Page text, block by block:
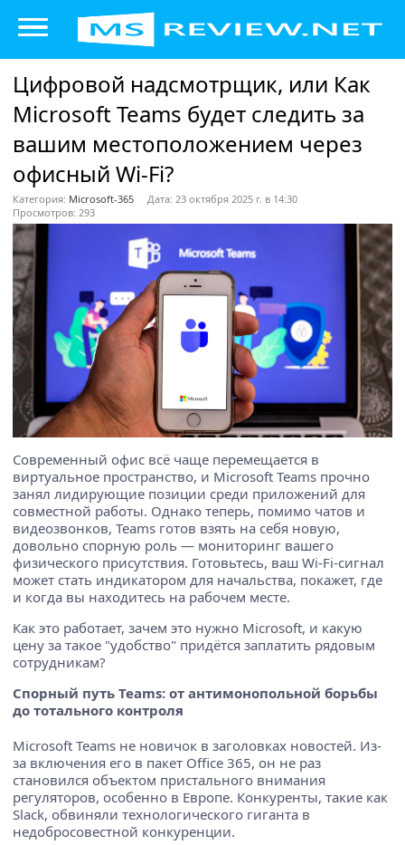
Цифровой надсмотрщик, или Как
Microsoft Teams будет следить за
вашим местоположением через
офисный Wi-Fi?
Категория: Microsoft-365
Дата: 23 октября 2025 г. в 14:30
Просмотров: 293
Современный офис всё чаще перемещается в
виртуальное пространство, и Microsoft Teams прочно
занял лидирующие позиции среди приложений для
совместной работы. Однако теперь, помимо чатов и
видеозвонков, Teams готов взять на себя новую,
довольно спорную роль — мониторинг вашего
физического присутствия. Готовьтесь, ваш Wi-Fi-сигнал
может стать индикатором для начальства, покажет, где
и когда вы находитесь на рабочем месте.
Как это работает, зачем это нужно Microsoft, и какую
цену за такое "удобство" придётся заплатить рядовым
сотрудникам?
Спорный путь Teams: от антимонопольной борьбы
до тотального контроля
Microsoft Teams не новичок в заголовках новостей. Из-
за включения его в пакет Office 365, он не раз
становился объектом пристального внимания
регуляторов, особенно в Европе. Конкуренты, такие как
Slack, обвиняли технологического гиганта в
недобросовестной конкуренции.